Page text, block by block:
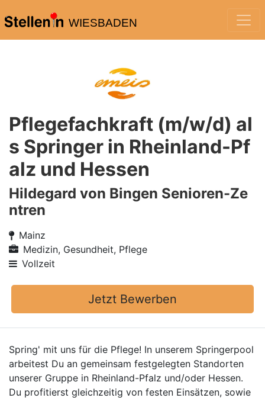
WIESBADEN
Pflegefachkraft (m/w/d) al
s Springer in Rheinland-Pf
alz und Hessen
Hildegard von Bingen Senioren-Ze
ntren
Mainz
Medizin, Gesundheit, Pflege
Vollzeit
Jetzt Bewerben
Spring' mit uns für die Pflege! In unserem Springerpool
arbeitest Du an gemeinsam festgelegten Standorten
unserer Gruppe in Rheinland-Pfalz und/oder Hessen.
Du profitierst gleichzeitig von festen Einsätzen, sowie